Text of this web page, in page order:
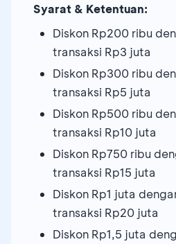
Syarat & Ketentuan:
Diskon Rp200 ribu
transaksi Rp3 juta
Diskon Rp300 ribu
transaksi Rp5 juta
Diskon Rp500 ribu
transaksi Rp10 juta
Diskon Rp750 ribu
transaksi Rp15 juta
Diskon Rp1 juta
transaksi Rp20 juta
Diskon Rp1,5 juta